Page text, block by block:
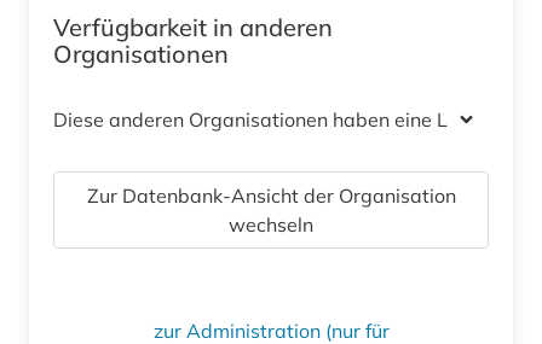
Verfügbarkeit in anderen
Organisationen
Diese anderen Organisationen haben eine Lizenz
Zur Datenbank-Ansicht der Organisation
wechseln
zur Administration (nur für